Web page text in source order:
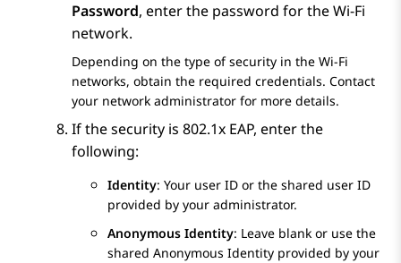
Password, enter the password for the Wi-Fi
network.
Depending on the type of security in the Wi-Fi
networks, obtain the required credentials. Contact
your network administrator for more details.
If the security is 802.1x EAP, enter the
following:
Identity: Your user ID or the shared user ID
provided by your administrator.
Anonymous Identity: Leave blank or use the
shared Anonymous Identity provided by your